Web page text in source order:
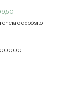
o depósito